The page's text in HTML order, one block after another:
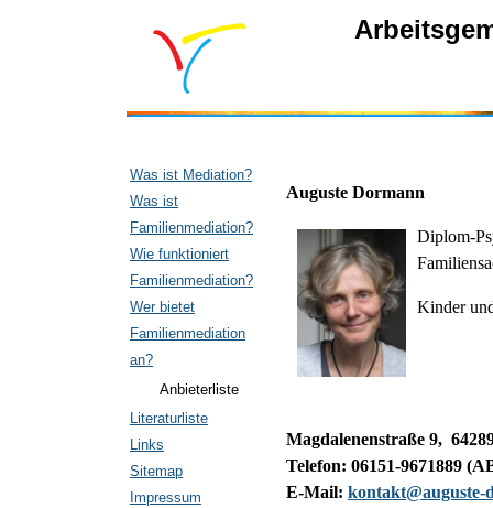
Was ist Mediation?
Was ist
Familienmediation?
Wie funktioniert
Familienmediation?
Wer bietet
Familienmediation
an?
Anbieterliste
Literaturliste
Links
Sitemap
Impressum
Auguste Dormann
Diplom-
Kinder
Magdalenenstraße 9,
Telefon: 06151-9671889
E-Mail: kontakt@auguste-